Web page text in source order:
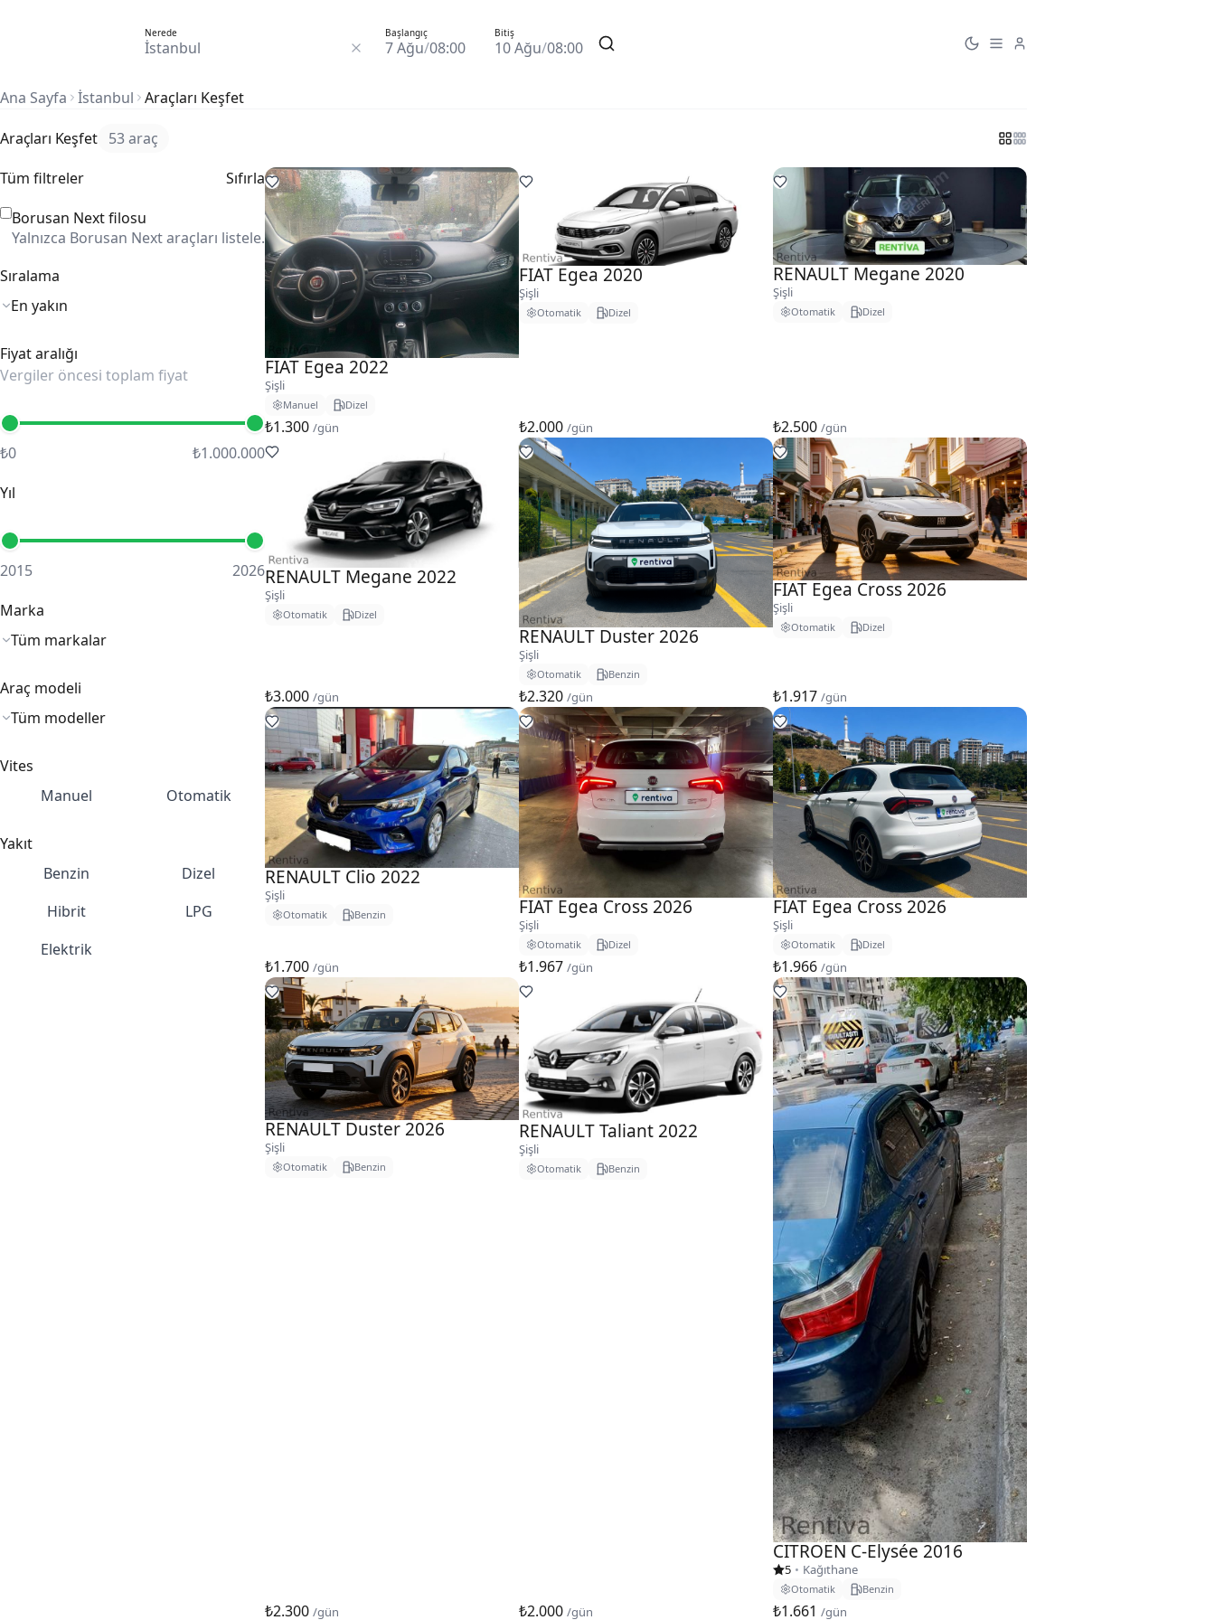
Nerede Başlangıç
7 Ağu/08:00
Bitiş
10 Ağu/08:00
Ana Sayfa İstanbul Araçları Keşfet
Araçları Keşfet
53 araç
Tüm filtreler
Sıfırla
Borusan Next filosu
Yalnızca Borusan Next araçları listele.
Sıralama
Fiyat aralığı
Vergiler öncesi toplam fiyat
₺0
₺1.000.000
Yıl
2015
2026
Marka
Araç modeli
Vites
Manuel
Otomatik
Yakıt
Benzin
Dizel
Hibrit
LPG
Elektrik
FIAT Egea 2022
Şişli
Manuel Dizel
₺1.300 /gün
FIAT Egea 2020
Şişli
Otomatik Dizel
₺2.000 /gün
RENAULT Megane 2020
Şişli
Otomatik Dizel
₺2.500 /gün
RENAULT Megane 2022
Şişli
Otomatik Dizel
₺3.000 /gün
RENAULT Duster 2026
Şişli
Otomatik Benzin
₺2.320 /gün
FIAT Egea Cross 2026
Şişli
Otomatik Dizel
₺1.917 /gün
RENAULT Clio 2022
Şişli
Otomatik Benzin
₺1.700 /gün
FIAT Egea Cross 2026
Şişli
Otomatik Dizel
₺1.967 /gün
FIAT Egea Cross 2026
Şişli
Otomatik Dizel
₺1.966 /gün
RENAULT Duster 2026
Şişli
Otomatik Benzin
₺2.300 /gün
RENAULT Taliant 2022
Şişli
Otomatik Benzin
₺2.000 /gün
CITROEN C-Elysée 2016
5 • Kağıthane
Otomatik Benzin
₺1.661 /gün